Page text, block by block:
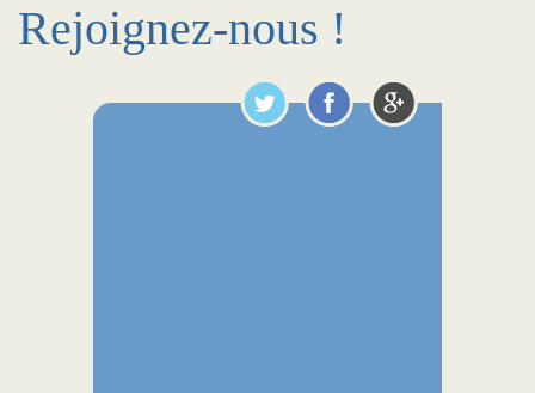
Rejoignez-nous !